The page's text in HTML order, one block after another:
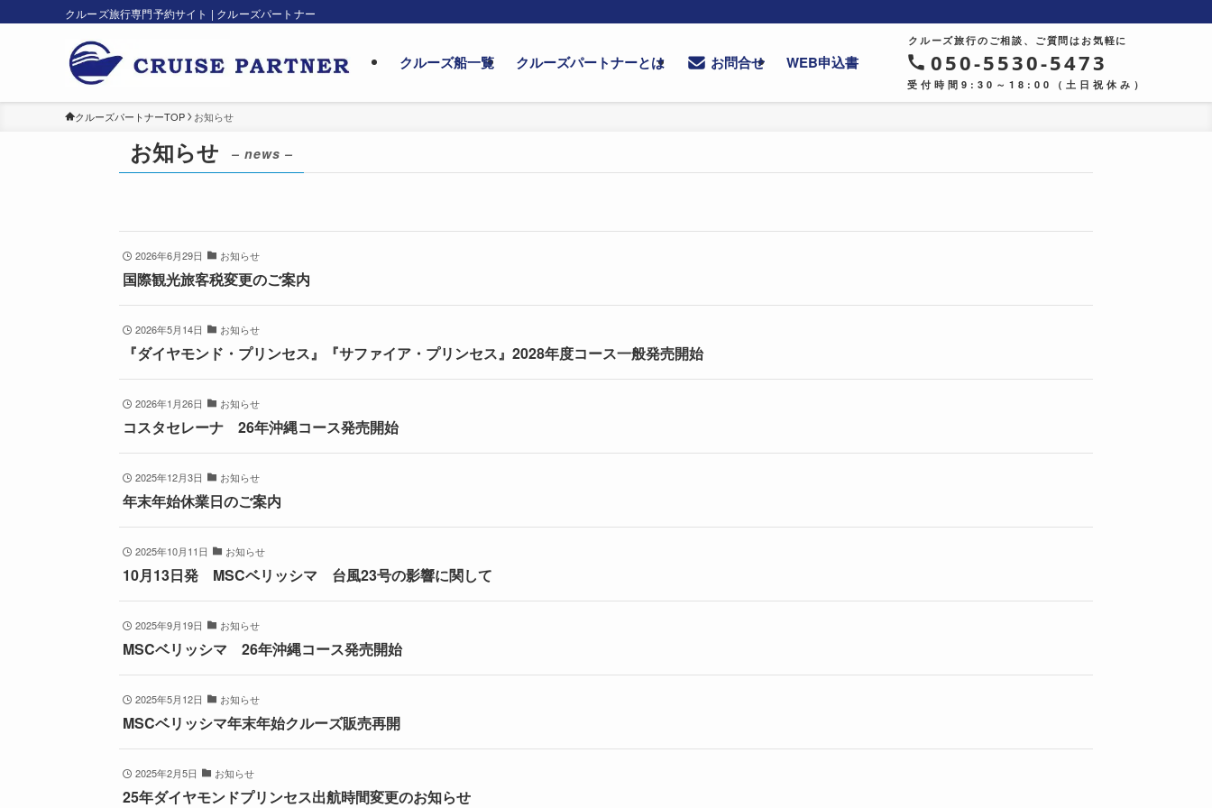
クルーズ旅行専門予約サイト | クルーズパートナー
クルーズ船一覧 クルーズパートナーとは お問合せ WEB申込書
クルーズ旅行のご相談、ご質問はお気軽に
050-5530-5473
受付時間9:30～18:00（土日祝休み）
クルーズパートナーTOP お知らせ
お知らせ – news –
2026年6月29日 お知らせ
国際観光旅客税変更のご案内
2026年5月14日 お知らせ
『ダイヤモンド・プリンセス』『サファイア・プリンセス』2028年度コース一般発売開始
2026年1月26日 お知らせ
コスタセレーナ 26年沖縄コース発売開始
2025年12月3日 お知らせ
年末年始休業日のご案内
2025年10月11日 お知らせ
10月13日発 MSCベリッシマ 台風23号の影響に関して
2025年9月19日 お知らせ
MSCベリッシマ 26年沖縄コース発売開始
2025年5月12日 お知らせ
MSCベリッシマ年末年始クルーズ販売再開
2025年2月5日 お知らせ
25年ダイヤモンドプリンセス出航時間変更のお知らせ